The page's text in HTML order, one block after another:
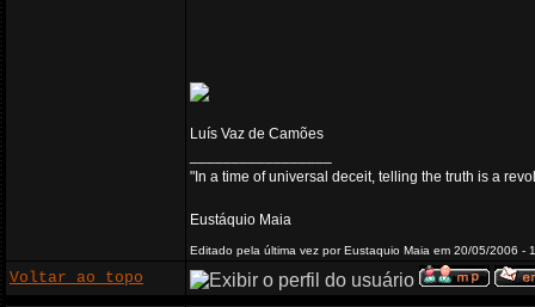
Luís Vaz de Camões
"In a time of universal deceit, telling the truth is a
Eustáquio Maia
Editado pela última vez por Eustaquio Maia em 20/05/2006 -
Voltar ao topo